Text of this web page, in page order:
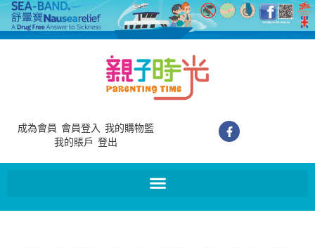
成為會員 會員登入 我的購物籃
我的賬戶 登出